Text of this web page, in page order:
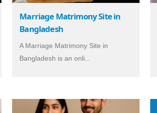
Marriage Matrimony Site in
Bangladesh
A Marriage Matrimony Site in
Bangladesh is an onli...